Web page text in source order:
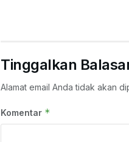
Tinggalkan
Alamat email Anda tidak akan
Komentar *